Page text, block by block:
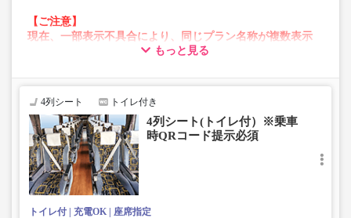
【ご注意】
現在、一部表示不具合により、同じプラン名称が複数表示
される場合がございます。
います。
お手数をおかけいたしますが、エラー表示が出た場合は、
たします。
もっと見る
4列シート トイレ付き
4列シート(トイレ付）※乗車
時QRコード提示必須
トイレ付 充電OK 座席指定